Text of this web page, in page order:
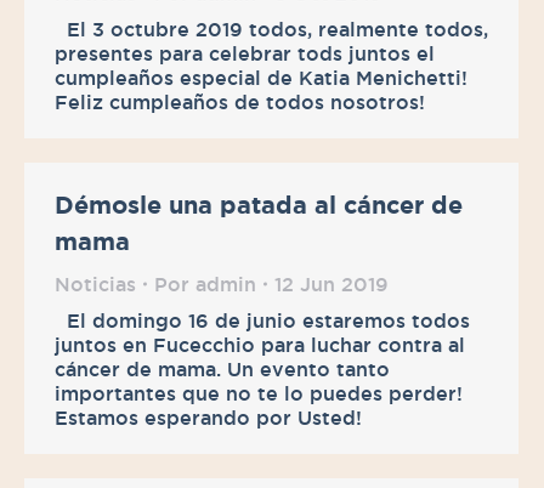
El 3 octubre 2019 todos, realmente todos,
presentes para celebrar tods juntos el
cumpleaños especial de Katia Menichetti!
Feliz cumpleaños de todos nosotros!
Démosle una patada al cáncer de
mama
Noticias Por admin
12 Jun 2019
El domingo 16 de junio estaremos todos
juntos en Fucecchio para luchar contra al
cáncer de mama. Un evento tanto
importantes que no te lo puedes perder!
Estamos esperando por Usted!